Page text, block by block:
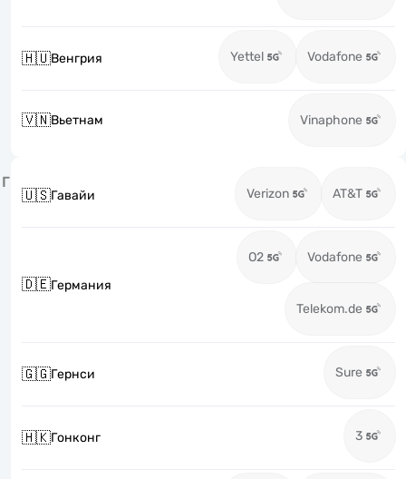
🇭🇺Венгрия Yettel Vodafone
🇻🇳Вьетнам Vinaphone
Г
🇺🇸Гавайи Verizon AT&T
🇩🇪Германия
O2 Vodafone
Telekom.de
🇬🇬Гернси Sure
🇭🇰Гонконг 3